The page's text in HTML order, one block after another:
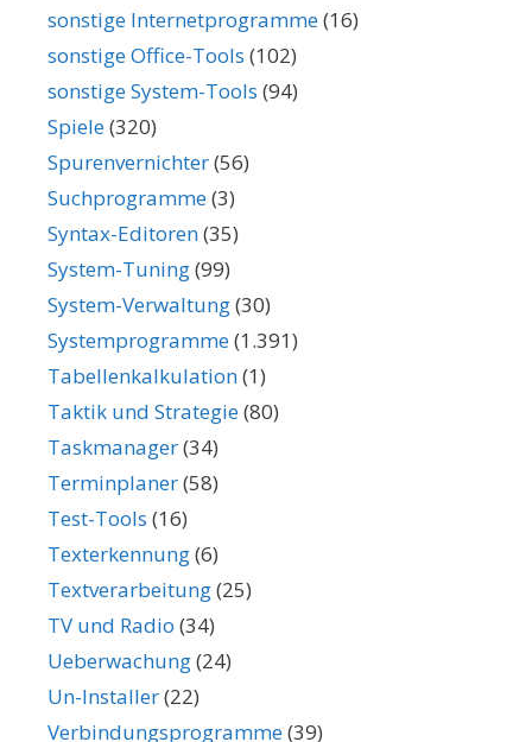
sonstige Internetprogramme(16)
sonstige Office-Tools (102)
sonstige System-Tools (94)
Spiele(320)
Spurenvernichter(56)
Suchprogramme(3)
Syntax-Editoren(35)
System-Tuning(99)
System-Verwaltung(30)
Systemprogramme(1.391)
Tabellenkalkulation(1)
Taktik und Strategie(80)
Taskmanager(34)
Terminplaner(58)
Test-Tools (16)
Texterkennung(6)
Textverarbeitung(25)
TV und Radio (34)
Ueberwachung(24)
Un-Installer(22)
Verbindungsprogramme(39)